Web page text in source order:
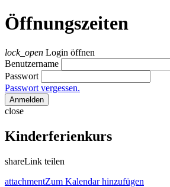
Öffnungszeiten
lock_open Login öffnen
Benutzername
Passwort
Passwort vergessen.
Anmelden
close
Kinderferienkurs
shareLink teilen
attachmentZum Kalendar hinzufügen